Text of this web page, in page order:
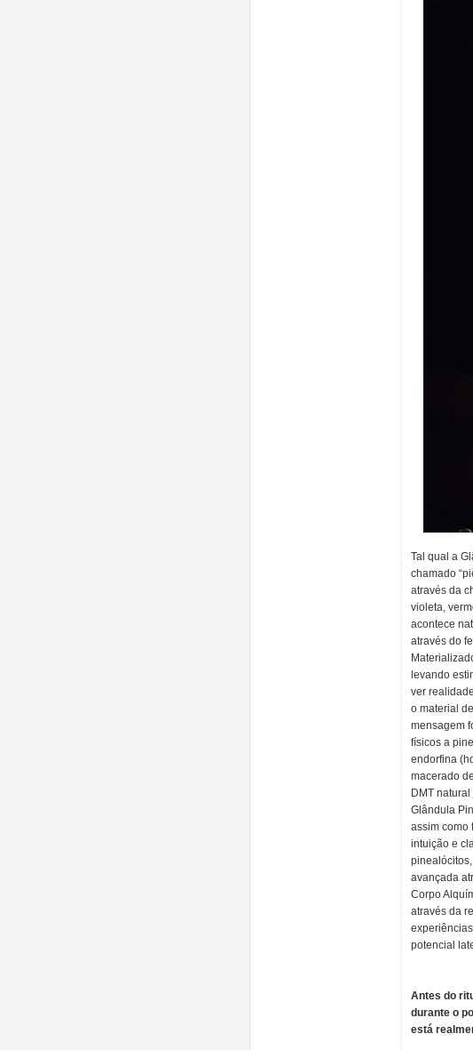
Tal qual a
chamado
através da
violeta,
acontece
através do
levando
ver
o material
mensagem
físicos a
endorfina
macerado
DMT
Glândula
assim como
intuição e
avançada
Corpo
através da
potencial
Antes do
durante o
está